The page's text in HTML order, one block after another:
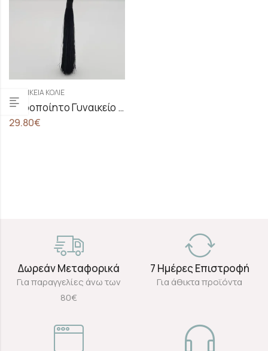
ΓΥΝΑΙΚΕΊΑ ΚΟΛΙΈ
Χειροποίητο Γυναικείο Κολιέ με λευκές πέρλες Marcicia
29.80€
Δωρεάν Μεταφορικά
Για παραγγελίες άνω των
80€
7 Ημέρες Επιστροφή
Για άθικτα προϊόντα